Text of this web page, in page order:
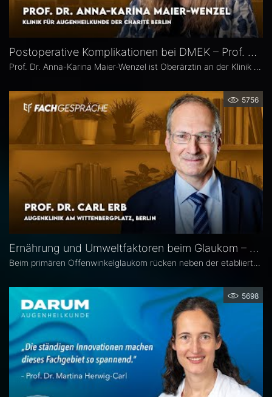
Postoperative Komplikationen bei DMEK – Prof. Dr. Anna-Karina Maier-Wenzel
5756
Ernährung und Umweltfaktoren beim Glaukom – Prof. Dr. Carl Erb
5698